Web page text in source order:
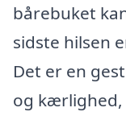
bårebuket
sidste hilsen
Det er en
og kærlighed,